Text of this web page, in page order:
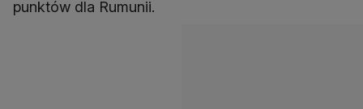
punktów dla Rumunii.